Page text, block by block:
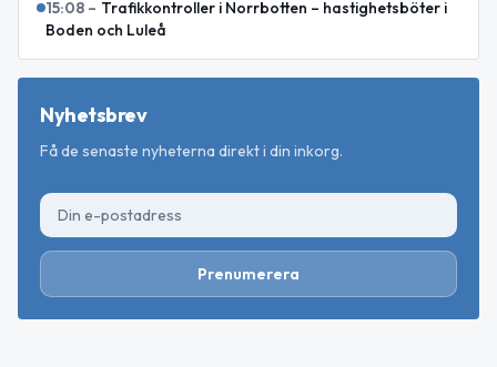
15:08 – Trafikkontroller i Norrbotten – hastighetsböter i
Boden och Luleå
Nyhetsbrev
Få de senaste nyheterna direkt i din inkorg.
Prenumerera